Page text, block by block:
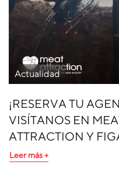
Actualidad
¡RESERVA TU
VISÍTANOS EN
ATTRACTION Y
Leer más +